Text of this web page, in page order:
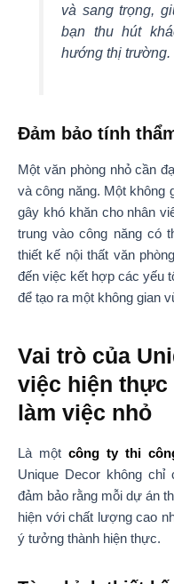
và sang trọng,
bạn thu hút
hướng thị trường.
Đảm bảo tính
Một văn phòng nhỏ cần
và công năng. Một không
gây khó khăn cho nhân
trung vào công năng có
thiết kế nội thất văn
đến việc kết hợp các yếu
để tạo ra một không gian
Vai trò của
việc hiện thực
làm việc nhỏ
Là một công ty thi
Unique Decor không
đảm bảo rằng mỗi dự án
hiện với chất lượng cao
ý tưởng thành hiện thực.